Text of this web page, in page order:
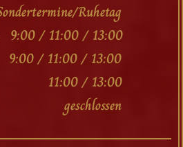
Ruhetag
9:00 / 11:00 / 13:00
/ 11:00 / 13:00
11:00 / 13:00
geschlossen